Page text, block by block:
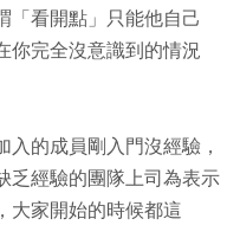
「看開點」只能他自己
你完全沒意識到的情況
的成員剛入門沒經驗，
乏經驗的團隊上司為表示
大家開始的時候都這